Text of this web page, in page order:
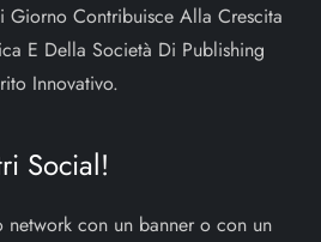
Giorno Contribuisce Alla Crescita
E Della Società Di Publishing
Innovativo.
Social!
network con un banner o con un